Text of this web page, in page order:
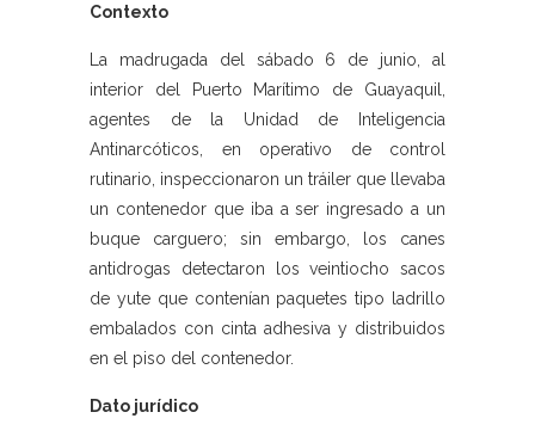
Contexto
La madrugada del sábado 6 de junio, al
interior del Puerto Marítimo de Guayaquil,
agentes de la Unidad de Inteligencia
Antinarcóticos, en operativo de control
rutinario, inspeccionaron un tráiler que llevaba
un contenedor que iba a ser ingresado a un
buque carguero; sin embargo, los canes
antidrogas detectaron los veintiocho sacos
de yute que contenían paquetes tipo ladrillo
embalados con cinta adhesiva y distribuidos
en el piso del contenedor.
Dato jurídico